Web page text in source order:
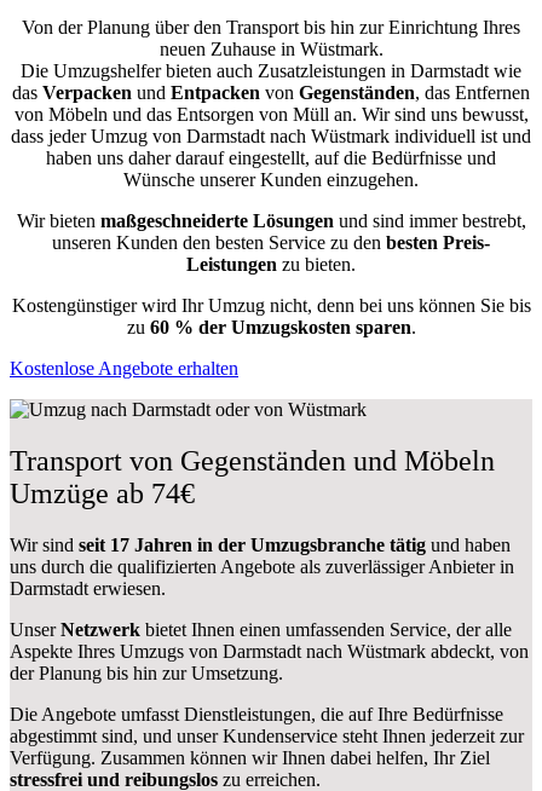
Von der Planung über den Transport bis hin zur Einrichtung Ihres
neuen Zuhause in Wüstmark.
Die Umzugshelfer bieten auch Zusatzleistungen in Darmstadt wie
das Verpacken und Entpacken von Gegenständen, das Entfernen
von Möbeln und das Entsorgen von Müll an. Wir sind uns bewusst,
dass jeder Umzug von Darmstadt nach Wüstmark individuell ist und
haben uns daher darauf eingestellt, auf die Bedürfnisse und
Wünsche unserer Kunden einzugehen.
Wir bieten maßgeschneiderte Lösungen und sind immer bestrebt,
unseren Kunden den besten Service zu den besten Preis-
Leistungen zu bieten.
Kostengünstiger wird Ihr Umzug nicht, denn bei uns können Sie bis
zu 60 % der Umzugskosten sparen.
Kostenlose Angebote erhalten
Transport von Gegenständen und Möbeln
Umzüge ab 74€
Wir sind seit 17 Jahren in der Umzugsbranche tätig und haben
uns durch die qualifizierten Angebote als zuverlässiger Anbieter in
Darmstadt erwiesen.
UnserNetzwerk bietet Ihnen einen umfassenden Service, der alle
Aspekte Ihres Umzugs von Darmstadt nach Wüstmark abdeckt, von
der Planung bis hin zur Umsetzung.
Die Angebote umfasst Dienstleistungen, die auf Ihre Bedürfnisse
abgestimmt sind, und unser Kundenservice steht Ihnen jederzeit zur
Verfügung. Zusammen können wir Ihnen dabei helfen, Ihr Ziel
stressfrei und reibungslos zu erreichen.